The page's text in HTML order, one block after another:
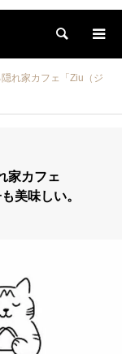
検索
れ家カフェ「Ziu（ジ
家カフェ
美味しい。